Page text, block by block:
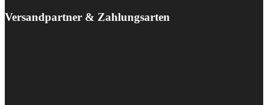
Versandpartner & Zahlungsarten